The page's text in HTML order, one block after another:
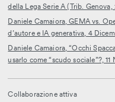
della Lega Serie A (Trib.
Daniele Camaiora, GEMA vs.
d’autore e IA generativa, 4
Daniele Camaiora, “Occhi
usarlo come “scudo sociale”?,
Collaborazione attiva